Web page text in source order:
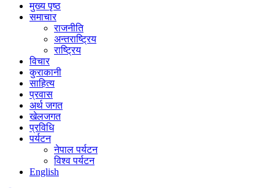
मुख्य पृष्ठ
समाचार
राजनीति
अन्तराष्ट्रिय
राष्ट्रिय
विचार
कुराकानी
साहित्य
प्रवास
अर्थ जगत
खेलजगत
प्रविधि
पर्यटन
नेपाल पर्यटन
विश्व पर्यटन
English